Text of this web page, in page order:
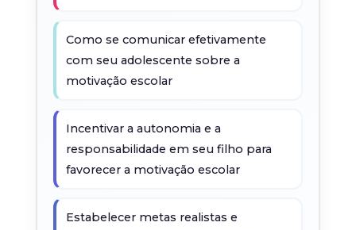
Como se comunicar efetivamente
com seu adolescente sobre a
motivação escolar
Incentivar a autonomia e a
responsabilidade em seu filho para
favorecer a motivação escolar
Estabelecer metas realistas e